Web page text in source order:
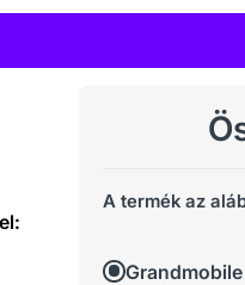
A termék az
Grandmobile